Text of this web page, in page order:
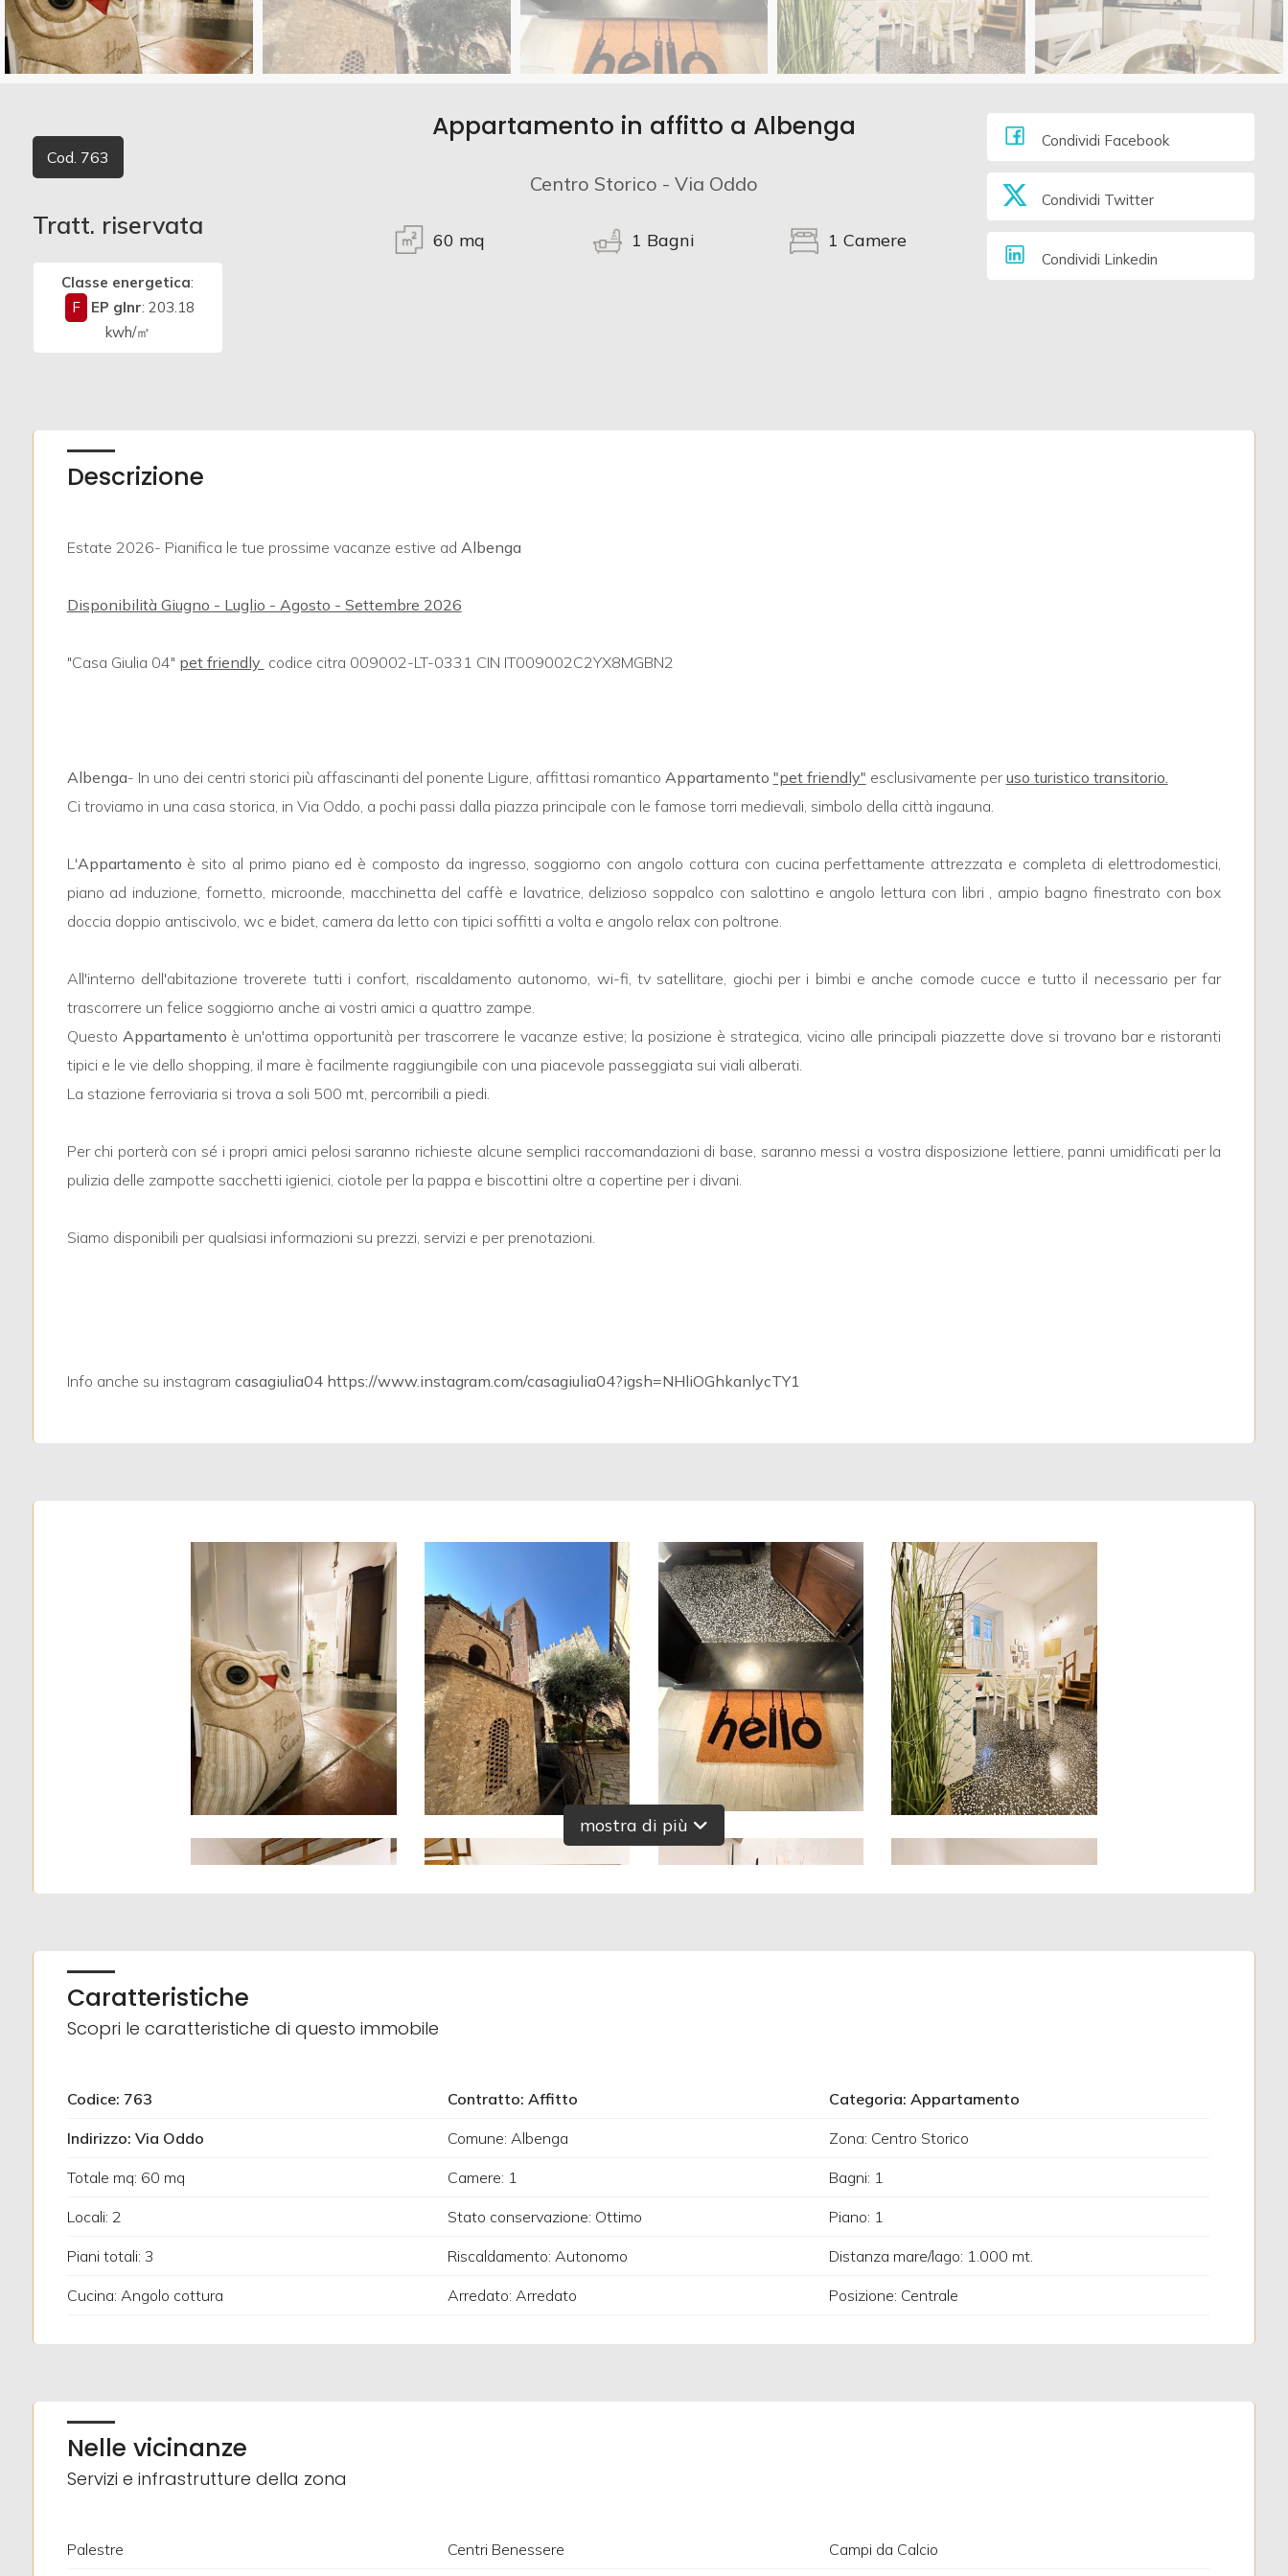
Vedi più foto
Cod. 763
Tratt. riservata
Classe energetica:
F
EP glnr: 203.18
kwh/㎡
Appartamento in affitto a Albenga
Centro Storico - Via Oddo
60 mq 1 Bagni 1 Camere
Condividi Facebook
Condividi Twitter
Condividi Linkedin
Descrizione
Estate 2026- Pianifica le tue prossime vacanze estive ad Albenga
Disponibilità Giugno - Luglio - Agosto - Settembre 2026
"Casa Giulia 04" pet friendly  codice citra 009002-LT-0331 CIN IT009002C2YX8MGBN2
Albenga- In uno dei centri storici più affascinanti del ponente Ligure, affittasi romantico Appartamento "pet friendly" esclusivamente peruso turistico transitorio.
Ci troviamo in una casa storica, in Via Oddo, a pochi passi dalla piazza principale con le famose torri medievali, simbolo della città ingauna.
L'Appartamento è sito al primo piano ed è composto da ingresso, soggiorno con angolo cottura con cucina perfettamente attrezzata e completa di elettrodomestici,
piano ad induzione, fornetto, microonde, macchinetta del caffè e lavatrice, delizioso soppalco con salottino e angolo lettura con libri , ampio bagno finestrato con box
doccia doppio antiscivolo, wc e bidet, camera da letto con tipici soffitti a volta e angolo relax con poltrone.
All'interno dell'abitazione troverete tutti i confort, riscaldamento autonomo, wi-fi, tv satellitare, giochi per i bimbi e anche comode cucce e tutto il necessario per far
trascorrere un felice soggiorno anche ai vostri amici a quattro zampe.
Questo Appartamento è un'ottima opportunità per trascorrere le vacanze estive; la posizione è strategica, vicino alle principali piazzette dove si trovano bar e ristoranti
tipici e le vie dello shopping, il mare è facilmente raggiungibile con una piacevole passeggiata sui viali alberati.
La stazione ferroviaria si trova a soli 500 mt, percorribili a piedi.
Per chi porterà con sé i propri amici pelosi saranno richieste alcune semplici raccomandazioni di base, saranno messi a vostra disposizione lettiere, panni umidificati per la
pulizia delle zampotte sacchetti igienici, ciotole per la pappa e biscottini oltre a copertine per i divani.
Siamo disponibili per qualsiasi informazioni su prezzi, servizi e per prenotazioni.
Info anche su instagram casagiulia04 https://www.instagram.com/casagiulia04?igsh=NHliOGhkanlycTY1
mostra di più
Caratteristiche
Scopri le caratteristiche di questo immobile
Codice: 763 Contratto: Affitto Categoria: Appartamento
Indirizzo: Via Oddo Comune: Albenga Zona: Centro Storico
Totale mq: 60 mq Camere: 1 Bagni: 1
Locali: 2 Stato conservazione: Ottimo Piano: 1
Piani totali: 3 Riscaldamento: Autonomo Distanza mare/lago: 1.000 mt.
Cucina: Angolo cottura Arredato: Arredato Posizione: Centrale
Nelle vicinanze
Servizi e infrastrutture della zona
Palestre Centri Benessere Campi da Calcio
Commerciali
Prezzo
Bagni
minimi
Altre
opzioni
Giardino
Posto auto/Box
Ascensore